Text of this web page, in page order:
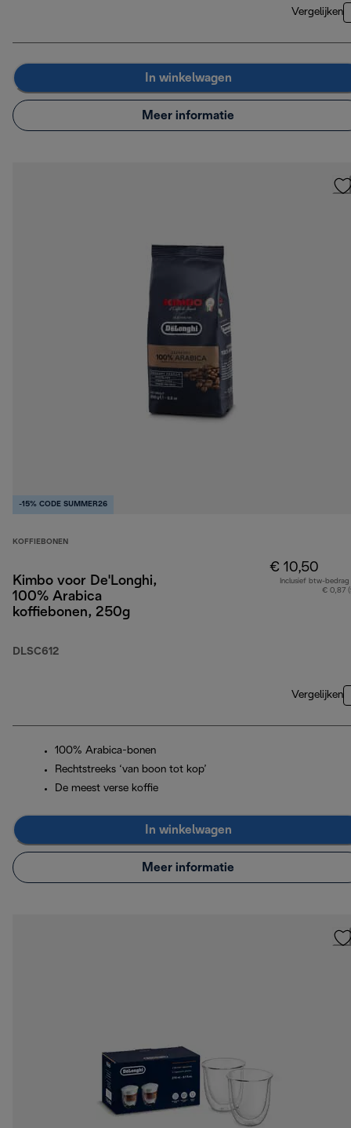
Vergelijken
In winkelwagen
Meer informatie
-15% CODE SUMMER26
KOFFIEBONEN
Kimbo voor De'Longhi,
100% Arabica
koffiebonen, 250g
DLSC612
€ 10,50
Inclusief btw-bedrag
€ 0,87
Vergelijken
100% Arabica-bonen
Rechtstreeks ‘van boon tot kop’
De meest verse koffie
In winkelwagen
Meer informatie